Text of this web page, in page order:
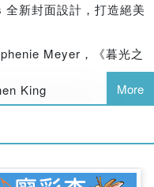
新封面設計，打造絕美
Meyer，《暮光之
King
派出 **一男一女** 參加
死戰……
all three books
More